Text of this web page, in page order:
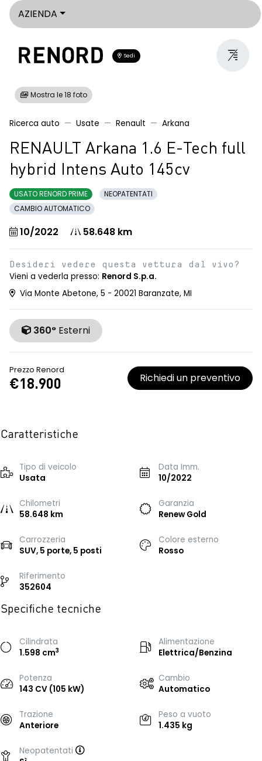
AZIENDA
Sedi
Mostra le 18 foto
Ricerca auto Usate Renault Arkana
RENAULT Arkana 1.6 E-Tech full
hybrid Intens Auto 145cv
USATO RENORD PRIME
NEOPATENTATI
CAMBIO AUTOMATICO
10/2022 58.648 km
Desideri vedere questa vettura dal vivo?
Vieni a vederla presso: Renord S.p.a.
Via Monte Abetone, 5 - 20021 Baranzate, MI
360° Esterni
Prezzo Renord
€18.900 Richiedi un preventivo
Caratteristiche
Tipo di veicolo
Usata
Data Imm.
10/2022
Chilometri
58.648 km
Garanzia
Renew Gold
Carrozzeria
SUV, 5 porte, 5 posti
Colore esterno
Rosso
Riferimento
352604
Specifiche tecniche
Cilindrata
1.598 cm3
Alimentazione
Elettrica/Benzina
Potenza
143 CV (105 kW)
Cambio
Automatico
Trazione
Anteriore
Peso a vuoto
1.435 kg
Neopatentati